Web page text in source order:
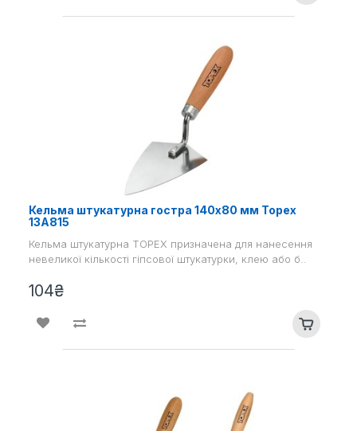
Кельма штукатурна гостра 140х80 мм Topex
13A815
Кельма штукатурна TOPEX призначена для нанесення
невеликої кількості гіпсової штукатурки, клею або б..
104₴